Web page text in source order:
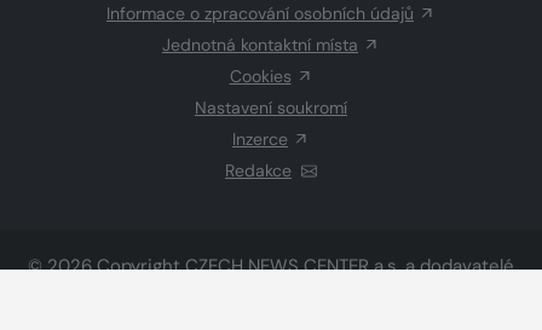
Informace o zpracování osobních údajů
Jednotná kontaktní místa
Cookies
Nastavení soukromí
Inzerce
Redakce
© 2026 CopyrightCZECH NEWS CENTER a.s.a dodavatelé